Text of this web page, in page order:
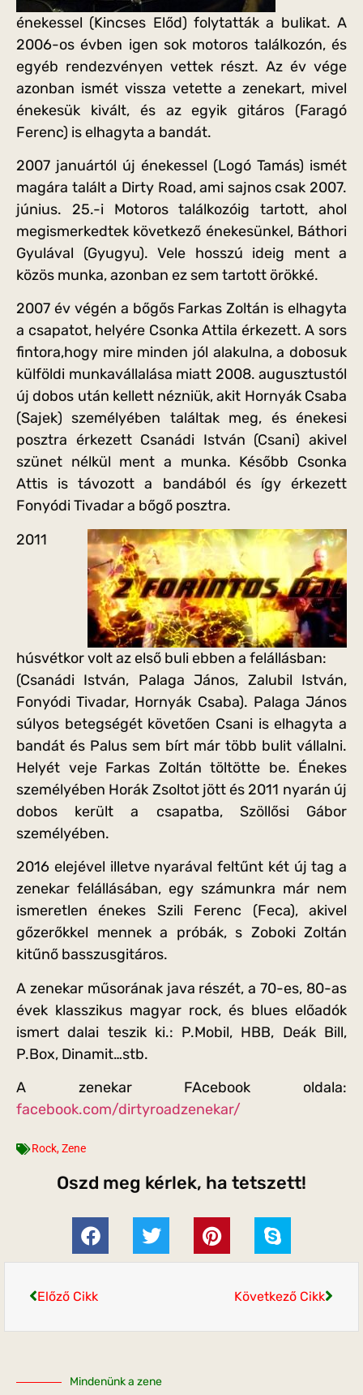
énekessel (Kincses Előd) folytatták a bulikat. A
2006-os évben igen sok motoros találkozón, és
egyéb rendezvényen vettek részt. Az év vége
azonban ismét vissza vetette a zenekart, mivel
énekesük kivált, és az egyik gitáros (Faragó
Ferenc) is elhagyta a bandát.
2007 januártól új énekessel (Logó Tamás) ismét
magára talált a Dirty Road, ami sajnos csak 2007.
június. 25.-i Motoros találkozóig tartott, ahol
megismerkedtek következő énekesünkel, Báthori
Gyulával (Gyugyu). Vele hosszú ideig ment a
közös munka, azonban ez sem tartott örökké.
2007 év végén a bőgős Farkas Zoltán is elhagyta
a csapatot, helyére Csonka Attila érkezett. A sors
fintora,hogy mire minden jól alakulna, a dobosuk
külföldi munkavállalása miatt 2008. augusztustól
új dobos után kellett nézniük, akit Hornyák Csaba
(Sajek) személyében találtak meg, és énekesi
posztra érkezett Csanádi István (Csani) akivel
szünet nélkül ment a munka. Később Csonka
Attis is távozott a bandából és így érkezett
Fonyódi Tivadar a bőgő posztra.
2011
húsvétkor volt az első buli ebben a felállásban:
(Csanádi István, Palaga János, Zalubil István,
Fonyódi Tivadar, Hornyák Csaba). Palaga János
súlyos betegségét követően Csani is elhagyta a
bandát és Palus sem bírt már több bulit vállalni.
Helyét veje Farkas Zoltán töltötte be. Énekes
személyében Horák Zsoltot jött és 2011 nyarán új
dobos került a csapatba, Szöllősi Gábor
személyében.
2016 elejével illetve nyarával feltűnt két új tag a
zenekar felállásában, egy számunkra már nem
ismeretlen énekes Szili Ferenc (Feca), akivel
gőzerőkkel mennek a próbák, s Zoboki Zoltán
kitűnő basszusgitáros.
A zenekar műsorának java részét, a 70-es, 80-as
évek klasszikus magyar rock, és blues előadók
ismert dalai teszik ki.: P.Mobil, HBB, Deák Bill,
P.Box, Dinamit…stb.
A zenekar FAcebook oldala:
facebook.com/dirtyroadzenekar/
Rock,Zene
Oszd meg kérlek, ha tetszett!
Előző Cikk Következő Cikk
Mindenünk a zene